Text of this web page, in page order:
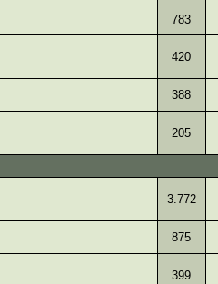
783
420
388
205
3.772
875
399